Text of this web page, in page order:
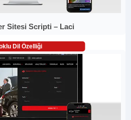
Sitesi Scripti – Laci
Dil Özelliği